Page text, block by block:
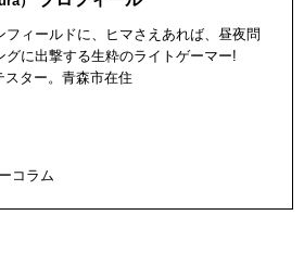
フィールドに、ヒマさえあれば、昼夜問
グに出撃する生粋のライトゲーマー!
ター。青森市在住
コラム